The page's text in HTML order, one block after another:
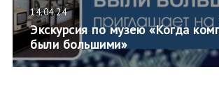
14.04.24
Экскурсия по музею «Когда
были большими»